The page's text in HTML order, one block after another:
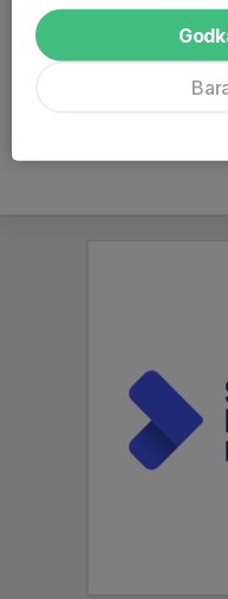
Position
Ålder
7 år